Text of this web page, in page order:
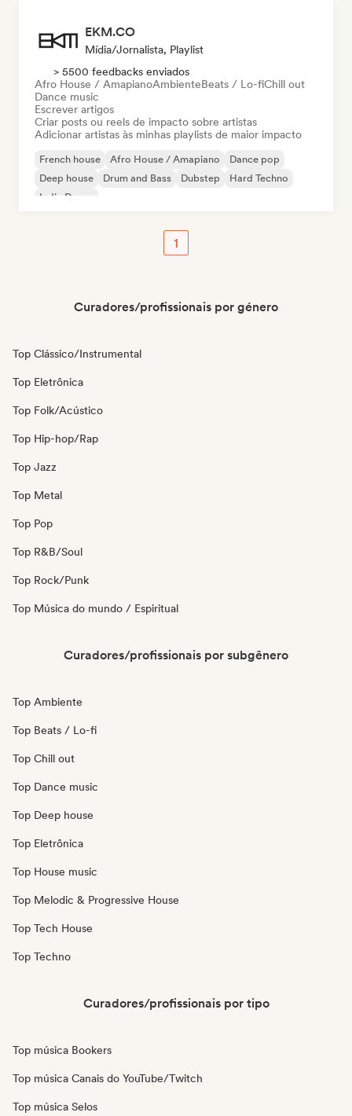
EKM.CO
Mídia/Jornalista, Playlist
> 5500 feedbacks enviados
Afro House / AmapianoAmbienteBeats / Lo-fiChill out
Dance music
Escrever artigos
Criar posts ou reels de impacto sobre artistas
Adicionar artistas às minhas playlists de maior impacto
French house Afro House / Amapiano
Dance pop
Deep house
Drum and Bass Dubstep
Hard Techno
Indie Dance
1
Curadores/profissionais por género
Top Clássico/Instrumental
Top Eletrônica
Top Folk/Acústico
Top Hip-hop/Rap
Top Jazz
Top Metal
Top Pop
Top R&B/Soul
Top Rock/Punk
Top Música do mundo / Espiritual
Curadores/profissionais por subgênero
Top Ambiente
Top Beats / Lo-fi
Top Chill out
Top Dance music
Top Deep house
Top Eletrônica
Top House music
Top Melodic & Progressive House
Top Tech House
Top Techno
Curadores/profissionais por tipo
Top música Bookers
Top música Canais do YouTube/Twitch
Top música Selos